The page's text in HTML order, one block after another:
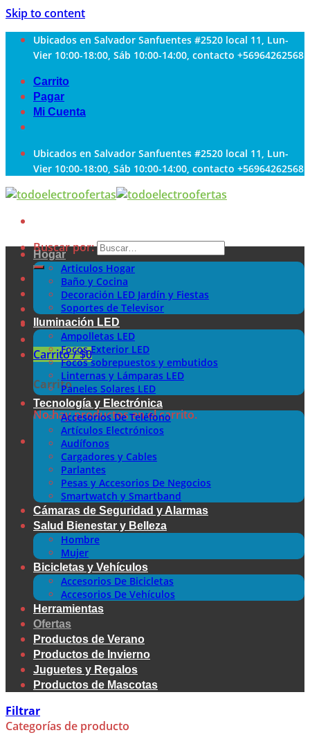
Skip to content
Ubicados en Salvador Sanfuentes #2520 local 11, Lun-
Vier 10:00-18:00, Sáb 10:00-14:00, contacto +56964262568
Carrito
Pagar
Mi Cuenta
Ubicados en Salvador Sanfuentes #2520 local 11, Lun-
Vier 10:00-18:00, Sáb 10:00-14:00, contacto +56964262568
Buscar por:
Carrito /$0
Carrito
No hay productos en el carrito.
Hogar
Articulos Hogar
Baño y Cocina
Decoración LED Jardín y Fiestas
Soportes de Televisor
Iluminación LED
Ampolletas LED
Focos Exterior LED
Focos sobrepuestos y embutidos
Linternas y Lámparas LED
Paneles Solares LED
Tecnología y Electrónica
Accesorios De Teléfono
Artículos Electrónicos
Audífonos
Cargadores y Cables
Parlantes
Pesas y Accesorios De Negocios
Smartwatch y Smartband
Cámaras de Seguridad y Alarmas
Salud Bienestar y Belleza
Hombre
Mujer
Bicicletas y Vehículos
Accesorios De Bicicletas
Accesorios De Vehículos
Herramientas
Ofertas
Productos de Verano
Productos de Invierno
Juguetes y Regalos
Productos de Mascotas
Filtrar
Categorías de producto